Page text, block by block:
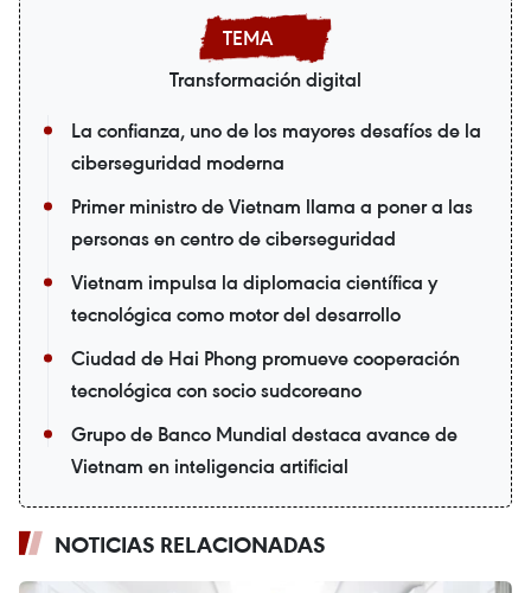
Transformación digital
La confianza, uno de los mayores desafíos de la
ciberseguridad moderna
Primer ministro de Vietnam llama a poner a las
personas en centro de ciberseguridad
Vietnam impulsa la diplomacia científica y
tecnológica como motor del desarrollo
Ciudad de Hai Phong promueve cooperación
tecnológica con socio sudcoreano
Grupo de Banco Mundial destaca avance de
Vietnam en inteligencia artificial
NOTICIAS RELACIONADAS